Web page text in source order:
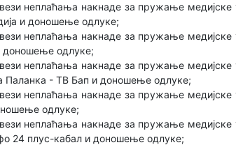
неплаћања накнаде за пружање
и доношење одлуке;
неплаћања накнаде за пружање
доношење одлуке;
неплаћања накнаде за пружање
Паланка - ТВ Бап и доношење одлуке;
неплаћања накнаде за пружање
одлуке;
неплаћања накнаде за пружање
24 плус-кабал и доношење одлуке;